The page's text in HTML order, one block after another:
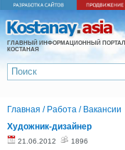
ГЛАВНЫЙ ИНФОРМАЦИОННЫЙ ПОРТАЛ
КОСТАНАЯ
Главная / Работа / Вакансии
Художник-дизайнер
21.06.2012 1896